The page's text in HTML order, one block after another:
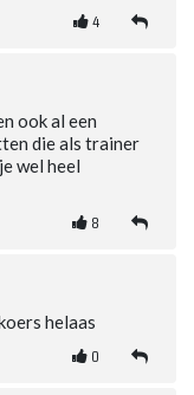
4
ook al een
die als trainer
wel heel
8
helaas
0